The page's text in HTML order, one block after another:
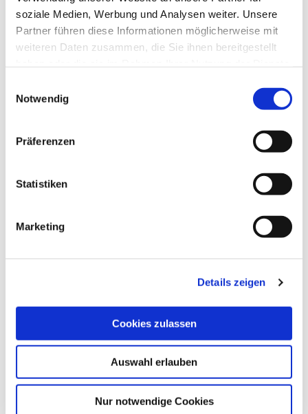
soziale Medien, Werbung und Analysen weiter. Unsere
Partner führen diese Informationen möglicherweise mit
weiteren Daten zusammen, die Sie ihnen bereitgestellt
Notwendig
Präferenzen
Statistiken
Marketing
Details zeigen
Cookies zulassen
Auswahl erlauben
Nur notwendige Cookies
Finclair GmbH
Fynancy GmbH
Continia Banking
Continia Finance
Erfahren Sie hier mehr